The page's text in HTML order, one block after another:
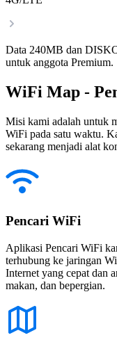
Data 240MB dan
untuk anggota Premium.
WiFi Map -
Misi kami adalah untuk
WiFi pada satu waktu.
sekarang menjadi alat
Pencari WiFi
Aplikasi Pencari WiFi
terhubung ke jaringan
Internet yang cepat dan
makan, dan bepergian.